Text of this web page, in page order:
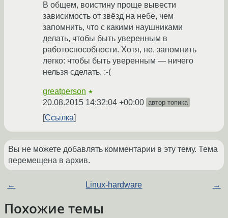
В общем, воистину проще вывести
зависимость от звёзд на небе, чем
запомнить, что с какими наушниками
делать, чтобы быть уверенным в
работоспособности. Хотя, не, запомнить
легко: чтобы быть уверенным — ничего
нельзя сделать. :-(
greatperson ★
20.08.2015 14:32:04 +00:00 автор топика
Ссылка
Вы не можете добавлять комментарии в эту тему. Тема
перемещена в архив.
← Linux-hardware →
Похожие темы